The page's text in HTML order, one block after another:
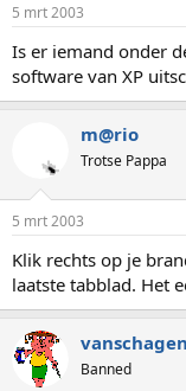
s
t
a
r
t
m
5 mrt 2003
Is er iemand onder
software van XP
m@rio
Trotse Pappa
5 mrt 2003
Klik rechts op je
laatste tabblad. Het
vanschagen
Banned